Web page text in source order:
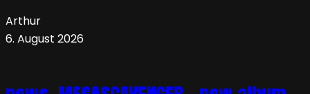
Arthur
6. August 2026